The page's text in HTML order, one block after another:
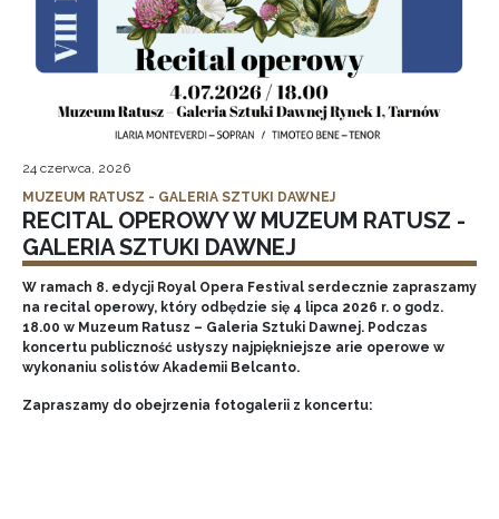
24 czerwca, 2026
MUZEUM RATUSZ - GALERIA SZTUKI DAWNEJ
RECITAL OPEROWY W MUZEUM RATUSZ -
GALERIA SZTUKI DAWNEJ
W ramach 8. edycji Royal Opera Festival serdecznie zapraszamy
na recital operowy, który odbędzie się 4 lipca 2026 r. o godz.
18.00 w Muzeum Ratusz – Galeria Sztuki Dawnej. Podczas
koncertu publiczność usłyszy najpiękniejsze arie operowe w
wykonaniu solistów Akademii Belcanto.
Zapraszamy do obejrzenia fotogalerii z koncertu: